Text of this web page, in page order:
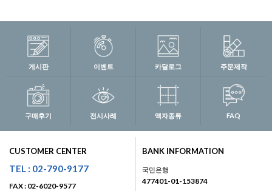
게시판 이벤트 카달로그 주문제작
구매후기 전시사례 액자종류 FAQ
CUSTOMER CENTER
TEL : 02-790-9177
FAX : 02-6020-9577
BANK INFORMATION
국민은행
477401-01-153874